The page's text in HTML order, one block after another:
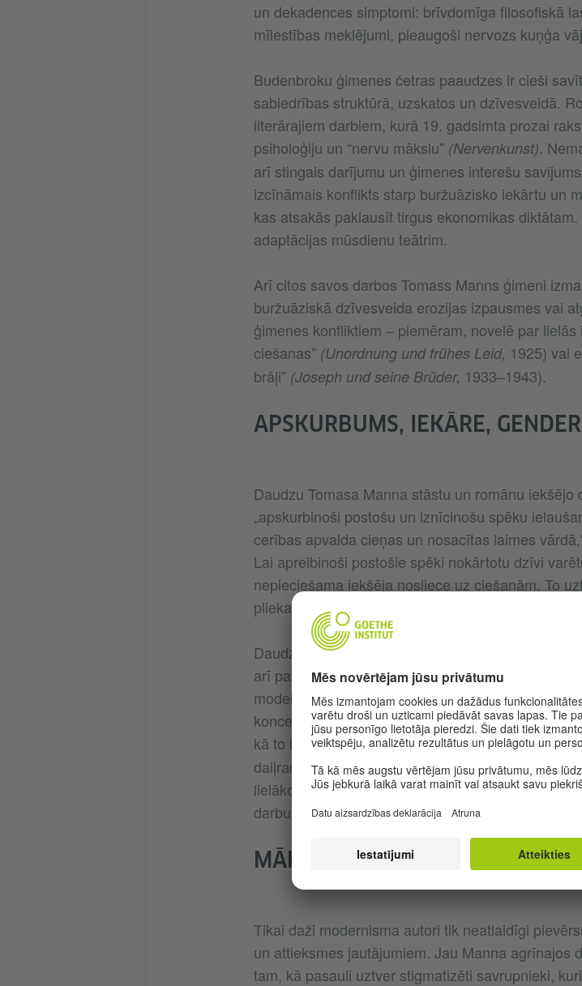
un dekadences simptomi: brīvdomīga filosofiskā
mīlestības meklējumi, pieaugoši nervozs kuņģa
Budenbroku ģimenes četras paaudzes ir cieši
sabiedrības struktūrā, uzskatos un dzīvesveidā.
literārajiem darbiem, kurā 19. gadsimta prozai
psiholoģiju un “nervu mākslu” (Nervenkunst).
arī stingais darījumu un ģimenes interešu
izcīnāmais konflikts starp buržuāzisko iekārtu un
kas atsakās paklausīt tirgus ekonomikas
adaptācijas mūsdienu teātrim.
Arī citos savos darbos Tomass Manns ģimeni
buržuāziskā dzīvesveida erozijas izpausmes vai
ģimenes konfliktiem – piemēram, novelē par
ciešanas” (Unordnung und frühes Leid, 1925) vai
brāļi” (Joseph und seine Brüder, 1933–1943).
APSKURBUMS, IEKĀRE,
Daudzu Tomasa Manna stāstu un romānu
„apskurbinoši postošu un iznīcinošu spēku
cerības apvalda cieņas un nosacītas laimes
Lai apreibinoši postošie spēki nokārtotu dzīvi
nepieciešama iekšēja nosliece uz ciešanām. To
pliekanā, lielākoties pilsoniskā dzīves modeļa.
Daudzi no šiem tēliem kā atklātu noslēpumu
arī pašu autoru: spriedzi starp homoseksuālu
modeli kā sešu bērnu tēvam. Viņa proza
konceptus, kā arī androgīnas, biseksuālas un
kā to iemieso, piemēram, avantūrists Fēlikss Kruls
daiļrades aptvertais skurbuma, iekāres un
lielāko seksualitātes psihologu vācu literatūrā,
darbu izdevējs Hanss Rūdolfs Fagets
MĀKSLINIEKU TĒLI,
Tikai daži modernisma autori tik neatlaidīgi
un attieksmes jautājumiem. Jau Manna agrīnajos
tam, kā pasauli uztver stigmatizēti savrupnieki,